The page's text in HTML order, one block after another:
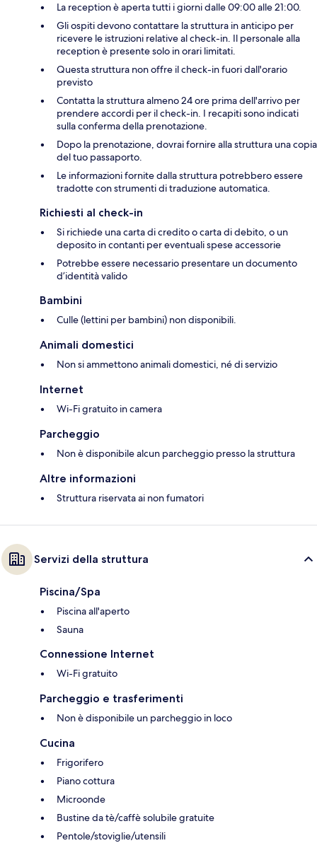
La reception è aperta tutti i giorni dalle 09:00 alle 21:00.
Gli ospiti devono contattare la struttura in anticipo per
ricevere le istruzioni relative al check-in. Il personale alla
reception è presente solo in orari limitati.
Questa struttura non offre il check-in fuori dall'orario
previsto
Contatta la struttura almeno 24 ore prima dell'arrivo per
prendere accordi per il check-in. I recapiti sono indicati
sulla conferma della prenotazione.
Dopo la prenotazione, dovrai fornire alla struttura una copia
del tuo passaporto.
Le informazioni fornite dalla struttura potrebbero essere
tradotte con strumenti di traduzione automatica.
Richiesti al check-in
Si richiede una carta di credito o carta di debito, o un
deposito in contanti per eventuali spese accessorie
Potrebbe essere necessario presentare un documento
d’identità valido
Bambini
Culle (lettini per bambini) non disponibili.
Animali domestici
Non si ammettono animali domestici, né di servizio
Internet
Wi-Fi gratuito in camera
Parcheggio
Non è disponibile alcun parcheggio presso la struttura
Altre informazioni
Struttura riservata ai non fumatori
Servizi della struttura
Piscina/Spa
Piscina all'aperto
Sauna
Connessione Internet
Wi-Fi gratuito
Parcheggio e trasferimenti
Non è disponibile un parcheggio in loco
Cucina
Frigorifero
Piano cottura
Microonde
Bustine da tè/caffè solubile gratuite
Pentole/stoviglie/utensili